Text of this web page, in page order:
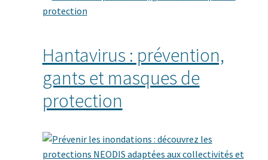
Hantavirus : prévention,
gants et masques de
protection